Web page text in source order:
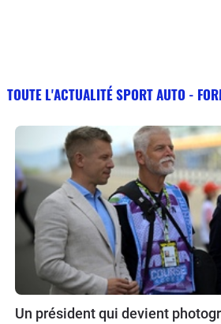
TOUTE L'ACTUALITÉ SPORT AUTO -
Un président qui devient